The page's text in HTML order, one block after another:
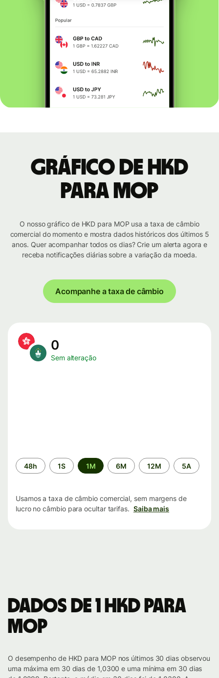
Gráfico de HKD
para MOP
O nosso gráfico de HKD para MOP usa a taxa de câmbio
comercial do momento e mostra dados históricos dos últimos 5
anos. Quer acompanhar todos os dias? Crie um alerta agora e
receba notificações diárias sobre a variação da moeda.
Acompanhe a taxa de câmbio
0
Sem alteração
Período
de
48h 1S 1M 6M 12M 5A
Usamos a taxa de câmbio comercial, sem margens de
lucro no câmbio para ocultar tarifas. Saiba mais
Dados de 1 HKD para
MOP
O desempenho de HKD para MOP nos últimos 30 dias observou
uma máxima em 30 dias de 1,0300 e uma mínima em 30 dias